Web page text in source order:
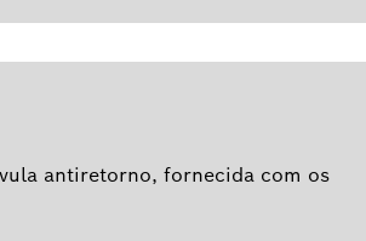
antiretorno, fornecida com os